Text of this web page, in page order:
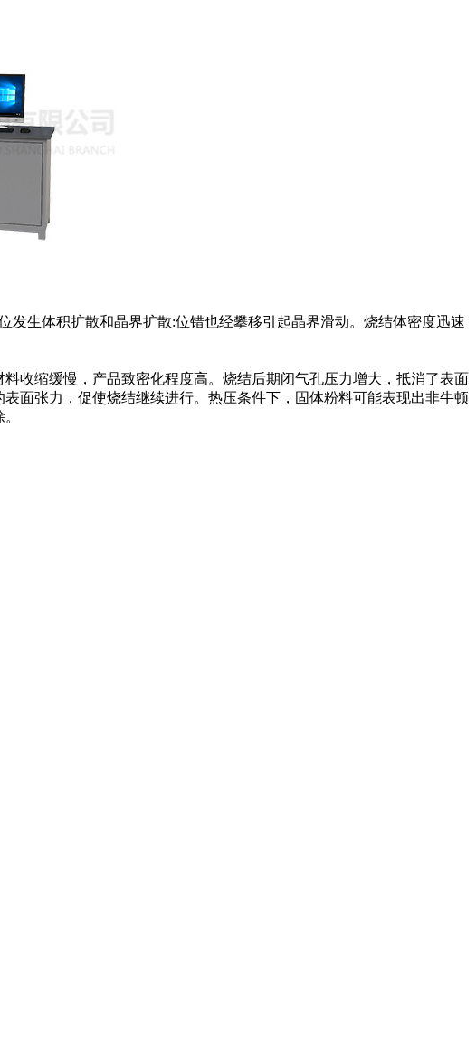
生体积扩散和晶界扩散:位错也经攀移引起晶界滑动。烧结体密度迅速
缩缓慢，产品致密化程度高。烧结后期闭气孔压力增大，抵消了表面
面张力，促使烧结继续进行。热压条件下，固体粉料可能表现出非牛顿